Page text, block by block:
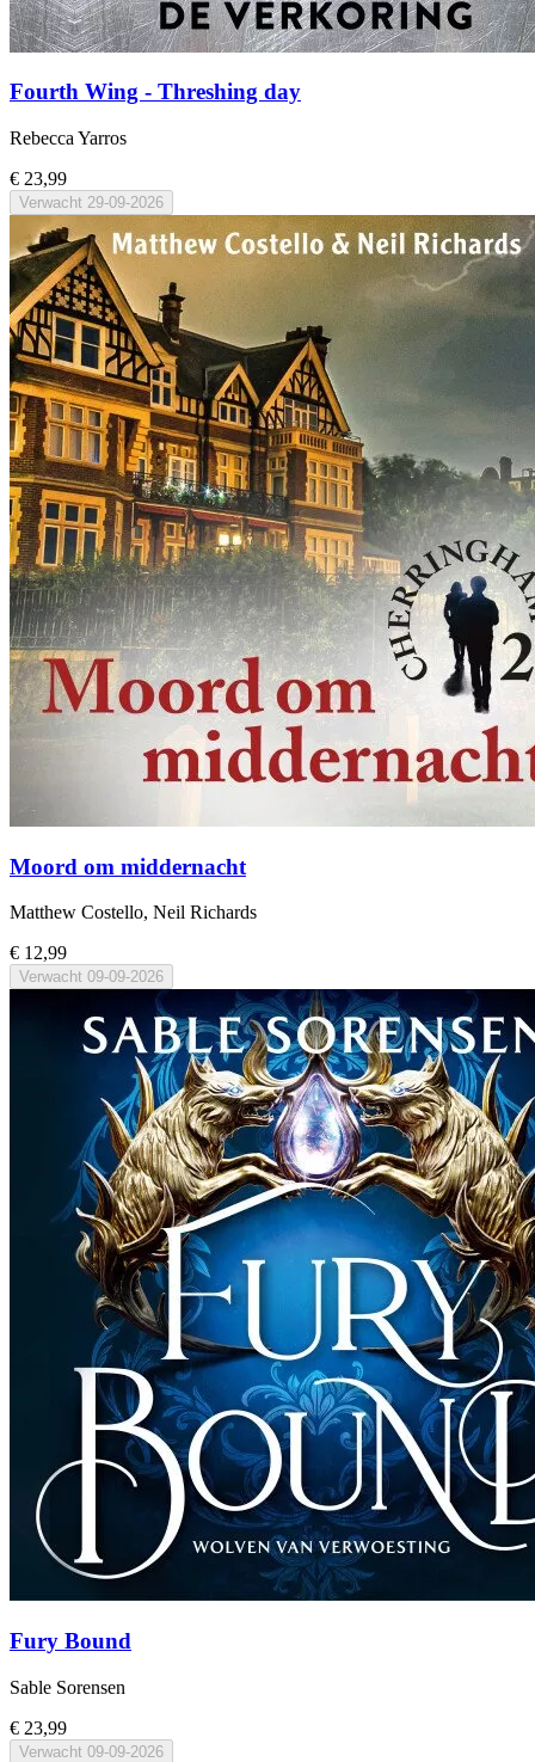
Fourth Wing - Threshing day
Rebecca Yarros
€ 23,99
Verwacht 29-09-2026
Moord om middernacht
Matthew Costello, Neil Richards
€ 12,99
Verwacht 09-09-2026
Fury Bound
Sable Sorensen
€ 23,99
Verwacht 09-09-2026